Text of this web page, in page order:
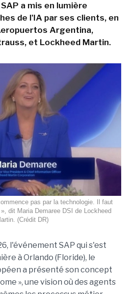
a mis en lumière
de l'IA par ses clients, en
Argentina,
et Lockheed Martin.
pas par la technologie. Il faut
dit Maria Demaree DSI de Lockheed
(Crédit DR)
l'événement SAP qui s'est
à Orlando (Floride), le
a présenté son concept
», une vision où des agents